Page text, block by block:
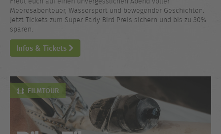
Meeresabenteuer, Wassersport und bewegender Geschichten.
Jetzt Tickets zum Super Early Bird Preis sichern und bis zu 30%
sparen.
Infos & Tickets
FILMTOUR